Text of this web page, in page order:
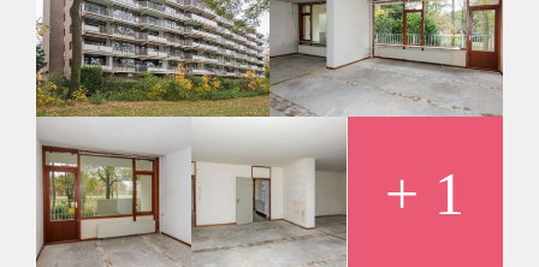
Geschikt voor studenten: Afhankelijk van de Eigenaar
+ 1